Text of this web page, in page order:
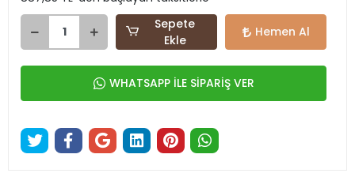
Sepete
Ekle
Hemen Al
WHATSAPP İLE SİPARİŞ VER